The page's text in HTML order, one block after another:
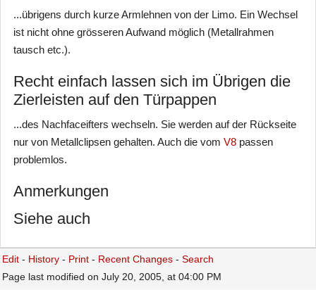
...übrigens durch kurze Armlehnen von der Limo. Ein Wechsel
ist nicht ohne grösseren Aufwand möglich (Metallrahmen
tausch etc.).
Recht einfach lassen sich im Übrigen die
Zierleisten auf den Türpappen
...des Nachfaceifters wechseln. Sie werden auf der Rückseite
nur von Metallclipsen gehalten. Auch die vom V8 passen
problemlos.
Anmerkungen
Siehe auch
Edit - History - Print - Recent Changes - Search
Page last modified on July 20, 2005, at 04:00 PM